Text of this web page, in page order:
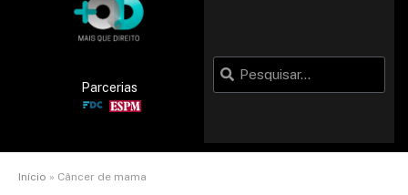
Parcerias
Início » Câncer de mama